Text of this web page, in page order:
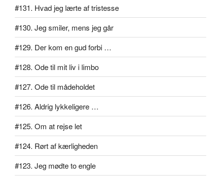
#131. Hvad jeg lærte af tristesse
#130. Jeg smiler, mens jeg går
#129. Der kom en gud forbi …
#128. Ode til mit liv i limbo
#127. Ode til mådeholdet
#126. Aldrig lykkeligere …
#125. Om at rejse let
#124. Rørt af kærligheden
#123. Jeg mødte to engle